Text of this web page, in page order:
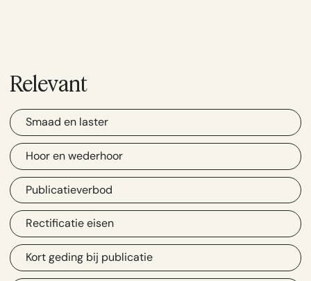
Relevant
Smaad en laster
Hoor en wederhoor
Publicatieverbod
Rectificatie eisen
Kort geding bij publicatie